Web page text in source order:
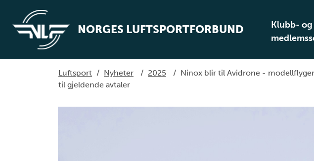
NORGES LUFTSPORTFORBUND
Klubb- og
Luftsport / Nyheter / 2025 / Ninox blir til Avidrone -
til gjeldende avtaler